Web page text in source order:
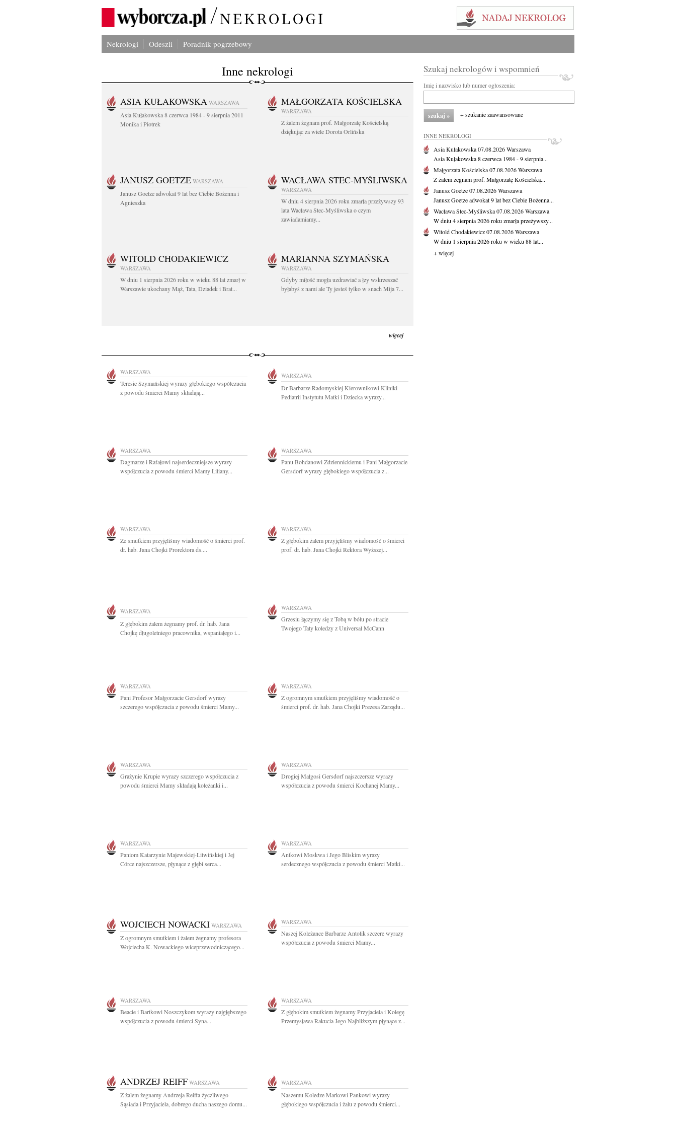
Nekrologi Odeszli Poradnik pogrzebowy
Inne nekrologi
ASIA KUŁAKOWSKA WARSZAWA
Asia Kułakowska 8 czerwca 1984 - 9 sierpnia 2011
Monika i Piotrek
MAŁGORZATA KOŚCIELSKA
WARSZAWA
Z żalem żegnam prof. Małgorzatę Kościelską
dziękując za wiele Dorota Orlińska
JANUSZ GOETZE WARSZAWA
Janusz Goetze adwokat 9 lat bez Ciebie Bożenna i
Agnieszka
WACŁAWA STEC-MYŚLIWSKA
WARSZAWA
W dniu 4 sierpnia 2026 roku zmarła przeżywszy 93
lata Wacława Stec-Myśliwska o czym
zawiadamiamy...
WITOLD CHODAKIEWICZ
WARSZAWA
W dniu 1 sierpnia 2026 roku w wieku 88 lat zmarł w
Warszawie ukochany Mąż, Tata, Dziadek i Brat...
MARIANNA SZYMAŃSKA
WARSZAWA
Gdyby miłość mogła uzdrawiać a łzy wskrzeszać
byłabyś z nami ale Ty jesteś tylko w snach Mija 7...
więcej
WARSZAWA
Teresie Szymańskiej wyrazy głębokiego współczucia
z powodu śmierci Mamy składają...
WARSZAWA
Dr Barbarze Radomyskiej Kierownikowi Kliniki
Pediatrii Instytutu Matki i Dziecka wyrazy...
WARSZAWA
Dagmarze i Rafałowi najserdeczniejsze wyrazy
współczucia z powodu śmierci Mamy Liliany...
WARSZAWA
Panu Bohdanowi Zdziennickiemu i Pani Małgorzacie
Gersdorf wyrazy głębokiego współczucia z...
WARSZAWA
Ze smutkiem przyjęliśmy wiadomość o śmierci prof.
dr. hab. Jana Chojki Prorektora ds....
WARSZAWA
Z głębokim żalem przyjęliśmy wiadomość o śmierci
prof. dr. hab. Jana Chojki Rektora Wyższej...
WARSZAWA
Z głębokim żalem żegnamy prof. dr. hab. Jana
Chojkę długoletniego pracownika, wspaniałego i...
WARSZAWA
Grzesiu łączymy się z Tobą w bólu po stracie
Twojego Taty koledzy z Universal McCann
WARSZAWA
Pani Profesor Małgorzacie Gersdorf wyrazy
szczerego współczucia z powodu śmierci Mamy...
WARSZAWA
Z ogromnym smutkiem przyjęliśmy wiadomość o
śmierci prof. dr. hab. Jana Chojki Prezesa Zarządu...
WARSZAWA
Grażynie Krupie wyrazy szczerego współczucia z
powodu śmierci Mamy składają koleżanki i...
WARSZAWA
Drogiej Małgosi Gersdorf najszczersze wyrazy
współczucia z powodu śmierci Kochanej Mamy...
WARSZAWA
Paniom Katarzynie Majewskiej-Litwińskiej i Jej
Córce najszczersze, płynące z głębi serca...
WARSZAWA
Antkowi Moskwa i Jego Bliskim wyrazy
serdecznego współczucia z powodu śmierci Matki...
WOJCIECH NOWACKI WARSZAWA
Z ogromnym smutkiem i żalem żegnamy profesora
Wojciecha K. Nowackiego wiceprzewodniczącego...
WARSZAWA
Naszej Koleżance Barbarze Antolik szczere wyrazy
współczucia z powodu śmierci Mamy...
WARSZAWA
Beacie i Bartkowi Noszczykom wyrazy najgłębszego
współczucia z powodu śmierci Syna...
WARSZAWA
Z głębokim smutkiem żegnamy Przyjaciela i Kolegę
Przemysława Rakucia Jego Najbliższym płynące z...
ANDRZEJ REIFF WARSZAWA
Z żalem żegnamy Andrzeja Reiffa życzliwego
Sąsiada i Przyjaciela, dobrego ducha naszego domu...
WARSZAWA
Naszemu Koledze Markowi Pankowi wyrazy
głębokiego współczucia i żalu z powodu śmierci...
Szukaj nekrologów i wspomnień
Imię i nazwisko lub numer ogłoszenia:
+ szukanie zaawansowane
INNE NEKROLOGI
Asia Kułakowska07.08.2026Warszawa
Asia Kułakowska 8 czerwca 1984 - 9 sierpnia...
Małgorzata Kościelska07.08.2026Warszawa
Z żalem żegnam prof. Małgorzatę Kościelską...
Janusz Goetze07.08.2026Warszawa
Janusz Goetze adwokat 9 lat bez Ciebie Bożenna...
Wacława Stec-Myśliwska07.08.2026Warszawa
W dniu 4 sierpnia 2026 roku zmarła przeżywszy...
Witold Chodakiewicz07.08.2026Warszawa
W dniu 1 sierpnia 2026 roku w wieku 88 lat...
+ więcej